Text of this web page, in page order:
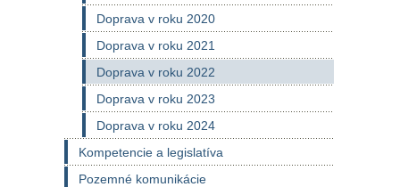
Doprava v roku 2020
Doprava v roku 2021
Doprava v roku 2022
Doprava v roku 2023
Doprava v roku 2024
Kompetencie a legislatíva
Pozemné komunikácie